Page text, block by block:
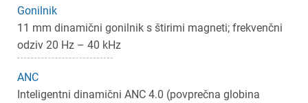
Gonilnik
11 mm dinamični gonilnik s štirimi magneti; frekvenčni
odziv 20 Hz – 40 kHz
ANC
Inteligentni dinamični ANC 4.0 (povprečna globina